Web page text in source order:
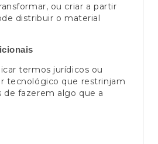
ou criar a partir
distribuir o material
termos jurídicos ou
tecnológico que restrinjam
fazerem algo que a